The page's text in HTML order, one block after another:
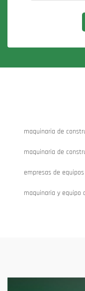
maquinaria de
maquinaria de
empresas de
maquinaria y equipo